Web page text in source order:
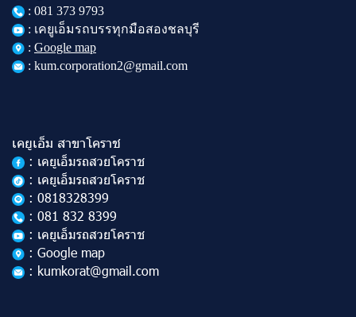
: 081 373 9793
: เคยูเอ็มรถบรรทุกมือสองชลบุรี
: Google map
: kum.corporation2@gmail.com
เคยูเอ็ม สาขาโคราช
: เคยูเอ็มรถสวยโคราช
: เคยูเอ็มรถสวยโคราช
: 0818328399
: 081 832 8399
: เคยูเอ็มรถสวยโคราช
: Google map
: kumkorat@gmail.com